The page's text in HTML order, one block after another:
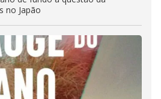
no Japão